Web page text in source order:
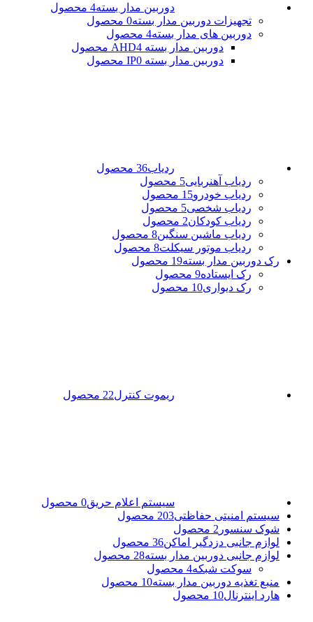
دوربین مدار بسته4 محصول
تجهیزات دوربین مدار بسته0 محصول
دوربین های مدار بسته4 محصول
دوربین مدار بسته AHD 4 محصول
دوربین مدار بسته IP 0 محصول
ردیاب36 محصول
ردیاب آهنربایی5 محصول
ردیاب خودرو15 محصول
ردیاب شخصی5 محصول
ردیاب کودکان2 محصول
ردیاب ماشین سنگین8 محصول
ردیاب موتور سیکلت8 محصول
رک دوربین مدار بسته19 محصول
رک ایستاده9 محصول
رک دیواری10 محصول
ریموت کنترل22 محصول
سیستم اعلام حریق0 محصول
سیستم امنیتی حفاظتی203 محصول
شوک سنسور 2 محصول
لوازم جانبی دزدگیر اماکن36 محصول
لوازم جانبی دوربین مدار بسته28 محصول
سوکت شبکه4 محصول
منبع تغذیه دوربین مدار بسته10 محصول
هارد اینترنال10 محصول